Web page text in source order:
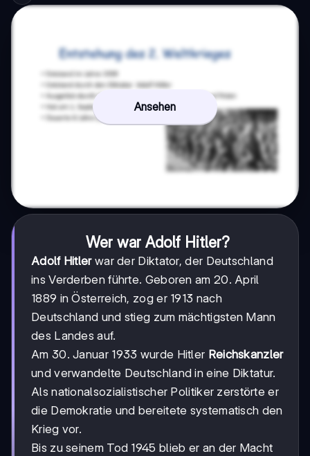
Ansehen
Wer war Adolf Hitler?
Adolf Hitlerwar der Diktator, der Deutschland
ins Verderben führte. Geboren am 20. April
1889 in Österreich, zog er 1913 nach
Deutschland und stieg zum mächtigsten Mann
des Landes auf.
Am 30. Januar 1933 wurde Hitler Reichskanzler
und verwandelte Deutschland in eine Diktatur.
Als nationalsozialistischer Politiker zerstörte er
die Demokratie und bereitete systematisch den
Krieg vor.
Bis zu seinem Tod 1945 blieb er an der Macht